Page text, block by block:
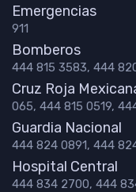
Emergencias
911
Bomberos
444 815 3583, 444
Cruz Roja
065, 444 815 0519,
Guardia Nacional
444 824 0891, 444
Hospital Central
444 834 2700, 444